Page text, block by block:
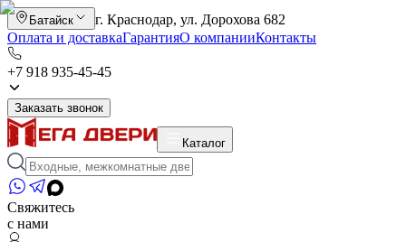
Батайск
г. Краснодар, ул. Дорохова 682
Оплата и доставкаГарантияО компанииКонтакты
+7 918 935-45-45
Заказать звонок
Каталог
Свяжитесь
с нами